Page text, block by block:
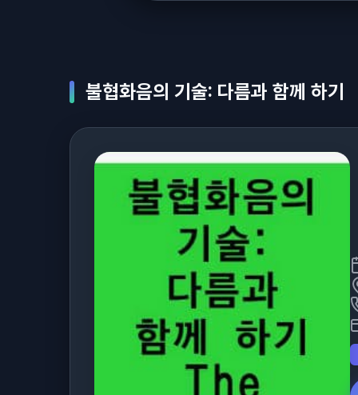
불협화음의 기술: 다름과 함께 하기